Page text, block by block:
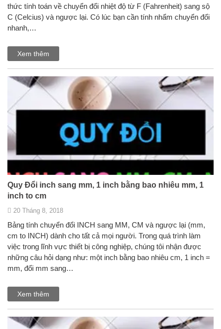
thức tính toán về chuyển đổi nhiệt độ từ F (Fahrenheit) sang sộ
C (Celcius) và ngược lại. Có lúc bạn cần tính nhẩm chuyển đổi
nhanh,…
Xem thêm
Quy Đổi inch sang mm, 1 inch bằng bao nhiêu mm, 1
inch to cm
20 Tháng 8, 2018
Bảng tính chuyển đổi INCH sang MM, CM và ngược lại (mm,
cm to INCH) dành cho tất cả mọi người. Trong quá trình làm
việc trong lĩnh vực thiết bị công nghiệp, chúng tôi nhận được
những câu hỏi dạng như: một inch bằng bao nhiêu cm, 1 inch =
mm, đổi mm sang…
Xem thêm